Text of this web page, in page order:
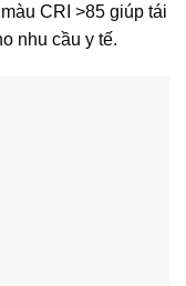
CRI >85 giúp tái
nhu cầu y tế.